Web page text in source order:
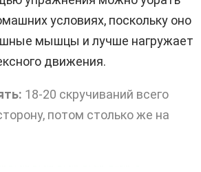
условиях, поскольку оно
мышцы и лучше нагружает
движения.
18-20 скручиваний всего
потом столько же на